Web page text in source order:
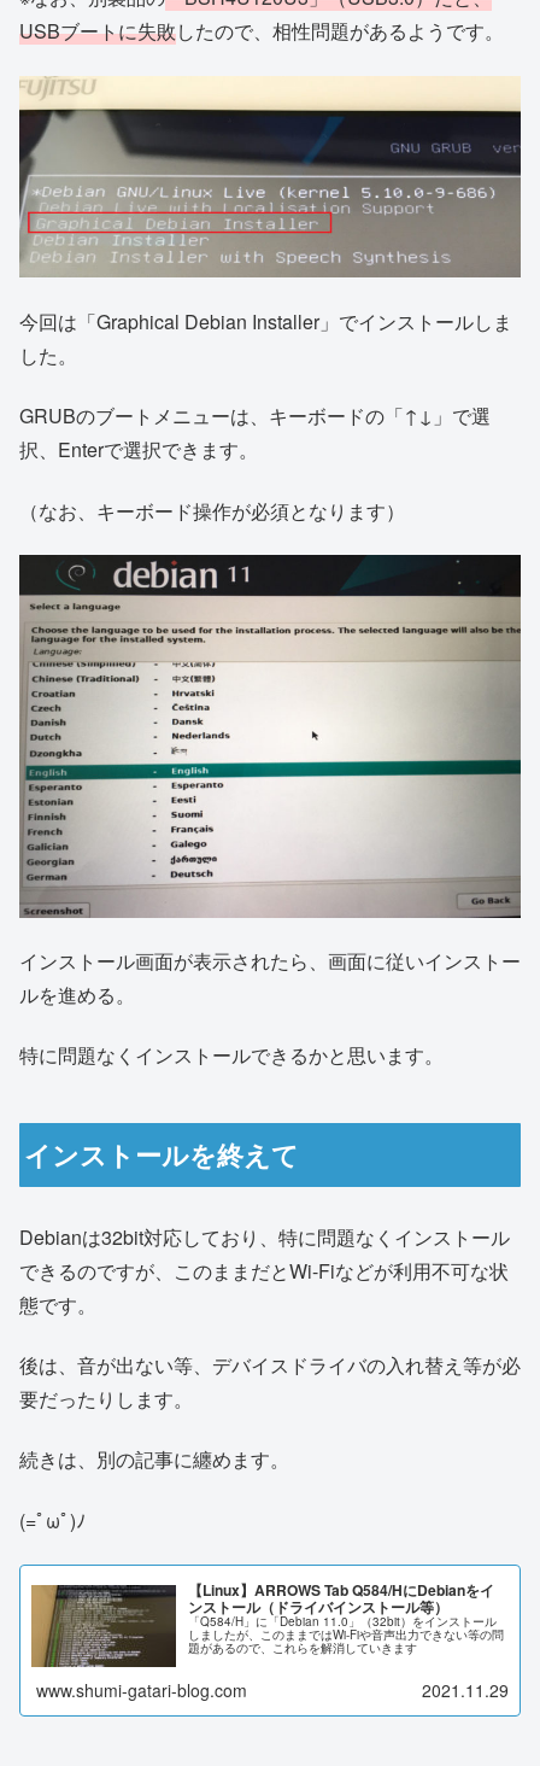
USBブートに失敗したので、相性問題があるようです。
今回は「Graphical Debian Installer」でインストールしま
した。
GRUBのブートメニューは、キーボードの「↑↓」で選
択、Enterで選択できます。
（なお、キーボード操作が必須となります）
インストール画面が表示されたら、画面に従いインストー
ルを進める。
特に問題なくインストールできるかと思います。
インストールを終えて
Debianは32bit対応しており、特に問題なくインストール
できるのですが、このままだとWi-Fiなどが利用不可な状
態です。
後は、音が出ない等、デバイスドライバの入れ替え等が必
要だったりします。
続きは、別の記事に纏めます。
(=ﾟωﾟ)ﾉ
【Linux】ARROWS Tab Q584/HにDebianをイ
ンストール（ドライバインストール等）
「Q584/H」に「Debian 11.0」（32bit）をインストール
しましたが、このままではWi-Fiや音声出力できない等の問
題があるので、これらを解消していきます
www.shumi-gatari-blog.com 2021.11.29